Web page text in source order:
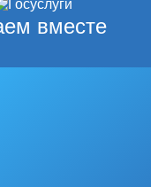
вместе